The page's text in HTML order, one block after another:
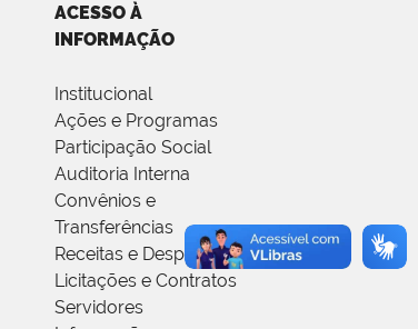
ACESSO À
INFORMAÇÃO
Institucional
Ações e Programas
Participação Social
Auditoria Interna
Convênios e
Transferências
Receitas e Despesas
Licitações e Contratos
Servidores